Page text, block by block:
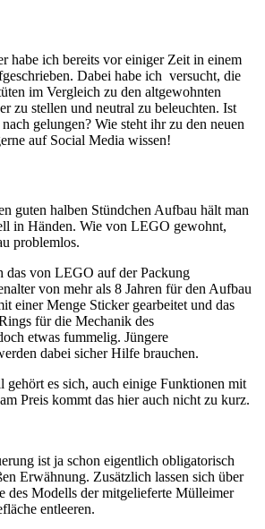
habe ich bereits vor einiger Zeit in einem
Dabei habe ich versucht, die
im Vergleich zu den altgewohnten
zu stellen und neutral zu beleuchten. Ist
gelungen? Wie steht ihr zu den neuen
auf Social Media wissen!
guten halben Stündchen Aufbau hält man
in Händen. Wie von LEGO gewohnt,
problemlos.
das von LEGO auf der Packung
von mehr als 8 Jahren für den Aufbau
einer Menge Sticker gearbeitet und das
für die Mechanik des
etwas fummelig. Jüngere
dabei sicher Hilfe brauchen.
es sich, auch einige Funktionen mit
Preis kommt das hier auch nicht zu kurz.
ist ja schon eigentlich obligatorisch
Erwähnung. Zusätzlich lassen sich über
des Modells der mitgelieferte Mülleimer
entleeren.